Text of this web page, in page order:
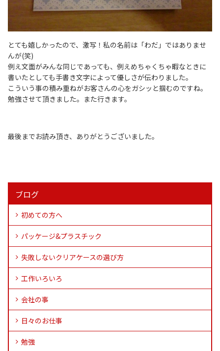
とても嬉しかったので、激写！私の名前は「わだ」ではありませ
んが(笑)
例え文面がみんな同じであっても、例えめちゃくちゃ暇なときに
書いたとしても手書き文字によって優しさが伝わりました。
こういう事の積み重ねがお客さんの心をガシッと掴むのですね。
勉強させて頂きました。また行きます。
最後までお読み頂き、ありがとうございました。
ブログ
初めての方へ
パッケージ&プラスチック
失敗しないクリアケースの選び方
工作いろいろ
会社の事
日々のお仕事
勉強